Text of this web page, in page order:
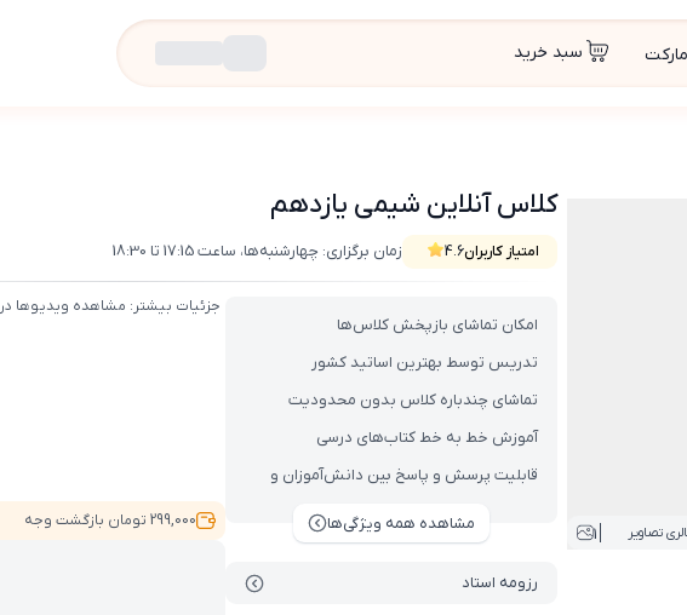
سبد خرید
تصاویر 1
کلاس آنلاین شیمی یازدهم
امتیاز کاربران4.6 زمان برگزاری: چهارشنبه‌ها، ساعت 17:15 تا 18:30
امکان تماشای بازپخش کلاس‌ها
تدریس توسط بهترین اساتید کشور
تماشای چندباره کلاس بدون محدودیت
آموزش خط به خط کتاب‌های درسی
قابلیت پرسش و پاسخ بین دانش‌آموزان و
مشاهده همه ویژگی‌ها
رزومه استاد
جزئیات بیشتر: مشاهده ویدیوها
299,000 تومان بازگشت وجه